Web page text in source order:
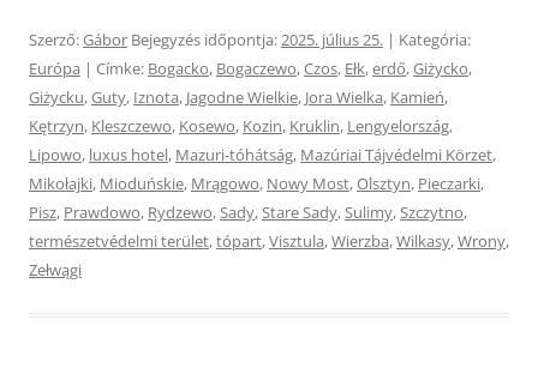
Szerző:Gábor Bejegyzés időpontja:2025. július 25. | Kategória:
Európa | Címke: Bogacko, Bogaczewo,Czos, Ełk,erdő,Giżycko,
Giżycku,Guty, Iznota, Jagodne Wielkie, Jora Wielka, Kamień,
Kętrzyn, Kleszczewo, Kosewo, Kozin, Kruklin, Lengyelország,
Lipowo, luxus hotel, Mazuri-tóhátság, Mazúriai Tájvédelmi Körzet,
Mikołajki, Mioduńskie, Mrągowo, Nowy Most,Olsztyn, Pieczarki,
Pisz, Prawdowo, Rydzewo,Sady,Stare Sady,Sulimy,Szczytno,
természetvédelmi terület,tópart,Visztula,Wierzba,Wilkasy,Wrony,
Zełwągi